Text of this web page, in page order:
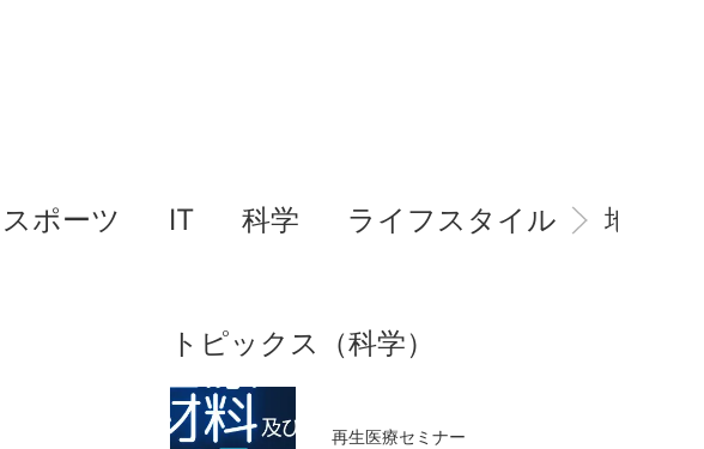
スポーツ IT 科学 ライフスタイル 地域情
トピックス（科学）
再生医療セミナー